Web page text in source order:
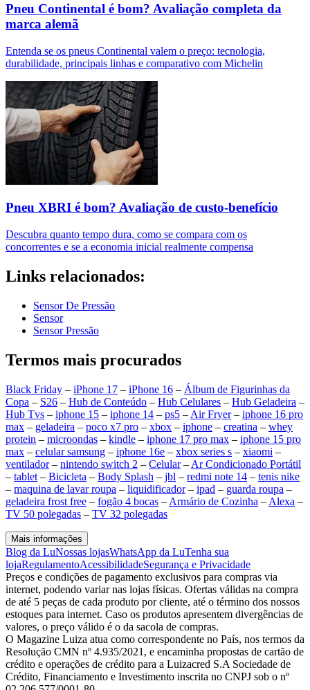
Pneu Continental é bom? Avaliação completa da
marca alemã
Entenda se os pneus Continental valem o preço: tecnologia,
durabilidade, principais linhas e comparativo com Michelin
Pneu XBRI é bom? Avaliação de custo-benefício
Descubra quanto tempo dura, como se compara com os
concorrentes e se a economia inicial realmente compensa
Links relacionados:
Sensor De Pressão
Sensor
Sensor Pressão
Termos mais procurados
Black Friday – iPhone 17 – iPhone 16 – Álbum de Figurinhas da
Copa – S26 – Hub de Conteúdo – Hub Celulares – Hub Geladeira –
Hub Tvs – iphone 15 – iphone 14 – ps5 – Air Fryer– iphone 16 pro
max – geladeira – poco x7 pro – xbox – iphone – creatina – whey
protein – microondas – kindle – iphone 17 pro max – iphone 15 pro
max – celular samsung – iphone 16e – xbox series s – xiaomi –
ventilador– nintendo switch 2 – Celular– Ar Condicionado Portátil
– tablet – Bicicleta – Body Splash – jbl – redmi note 14 – tenis nike
– maquina de lavar roupa – liquidificador– ipad – guarda roupa –
geladeira frost free – fogão 4 bocas – Armário de Cozinha – Alexa –
TV 50 polegadas – TV 32 polegadas
Mais informações
Blog da LuNossas lojasWhatsApp da LuTenha sua
lojaRegulamentoAcessibilidadeSegurança e Privacidade
Preços e condições de pagamento exclusivos para compras via
internet, podendo variar nas lojas físicas. Ofertas válidas na compra
de até 5 peças de cada produto por cliente, até o término dos nossos
estoques para internet. Caso os produtos apresentem divergências de
valores, o preço válido é o da sacola de compras.
O Magazine Luiza atua como correspondente no País, nos termos da
Resolução CMN nº 4.935/2021, e encaminha propostas de cartão de
crédito e operações de crédito para a Luizacred S.A Sociedade de
Crédito, Financiamento e Investimento inscrita no CNPJ sob o nº